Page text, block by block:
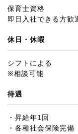
保育士資格
即日入社できる方歓
休日・休暇
シフトによる
※相談可能
待遇
・昇給年1回
・各種社会保険完備